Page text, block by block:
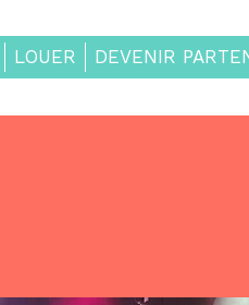
LOUER DEVENIR